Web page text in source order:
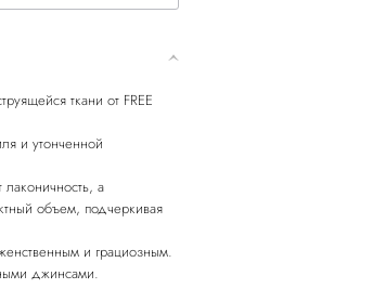
ткани от FREE
и утонченной
а
объем, подчеркивая
и грациозным.